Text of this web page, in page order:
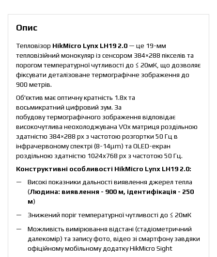
Опис
Тепловізор HikMicro Lynx LH19 2.0 — це 19-мм
тепловізійний монокуляр із сенсором 384×288 пікселів та
порогом температурної чутливості до ≤ 20мК, що дозволяє
фіксувати деталізоване термографічне зображення до
900 метрів.
Об'єктив має оптичну кратність 1.8х та
восьмикратний цифровий зум. За
побудову термографічного зображення відповідає
високочутлива неохолоджувана VOx матриця роздільною
здатністю 384×288 px з частотою розгортки 50 Гц в
інфрачервоному спектрі (8-14μm) та OLED-екран
роздільною здатністю 1024x768 px з частотою 50 Гц.
Конструктивні особливості HikMicro Lynx LH19 2.0:
Високі показники дальності виявлення джерел тепла
(Людина: виявлення - 900 м, ідентифікація - 250
м)
Знижений поріг температурної чутливості до ≤ 20мК
Можливість вимірювання відстані (стадіометричний
далекомір) та запису фото, відео зі смартфону завдяки
офіційному мобільному додатку HikMicro Sight